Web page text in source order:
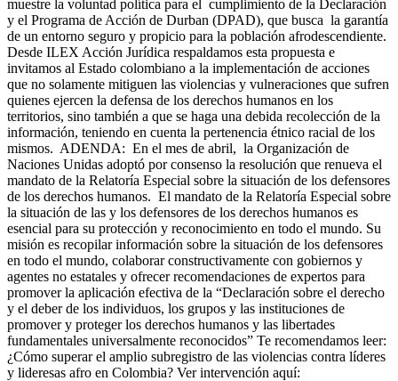
muestre la voluntad política para el cumplimiento de la Declaración
y el Programa de Acción de Durban (DPAD), que busca la garantía
de un entorno seguro y propicio para la población afrodescendiente.
Desde ILEX Acción Jurídica respaldamos esta propuesta e
invitamos al Estado colombiano a la implementación de acciones
que no solamente mitiguen las violencias y vulneraciones que sufren
quienes ejercen la defensa de los derechos humanos en los
territorios, sino también a que se haga una debida recolección de la
información, teniendo en cuenta la pertenencia étnico racial de los
mismos. ADENDA: En el mes de abril, la Organización de
Naciones Unidas adoptó por consenso la resolución que renueva el
mandato de la Relatoría Especial sobre la situación de los defensores
de los derechos humanos. El mandato de la Relatoría Especial sobre
la situación de las y los defensores de los derechos humanos es
esencial para su protección y reconocimiento en todo el mundo. Su
misión es recopilar información sobre la situación de los defensores
en todo el mundo, colaborar constructivamente con gobiernos y
agentes no estatales y ofrecer recomendaciones de expertos para
promover la aplicación efectiva de la “Declaración sobre el derecho
y el deber de los individuos, los grupos y las instituciones de
promover y proteger los derechos humanos y las libertades
fundamentales universalmente reconocidos” Te recomendamos leer:
¿Cómo superar el amplio subregistro de las violencias contra líderes
y lideresas afro en Colombia? Ver intervención aquí: